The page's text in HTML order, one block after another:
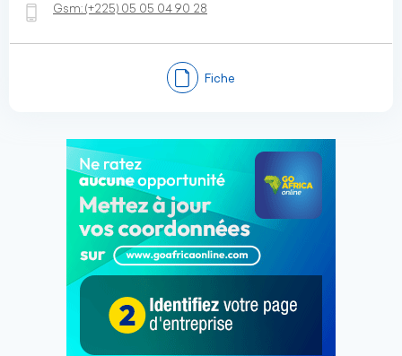
Gsm:(+225) 05 05 04 90 28
Fiche